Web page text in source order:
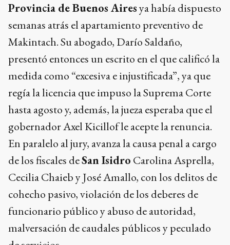
Provincia de Buenos Airesya había dispuesto
semanas atrás el apartamiento preventivo de
Makintach. Su abogado, Darío Saldaño,
presentó entonces un escrito en el que calificó la
medida como “excesiva e injustificada”, ya que
regía la licencia que impuso la Suprema Corte
hasta agosto y, además, la jueza esperaba que el
gobernador Axel Kicillof le acepte la renuncia.
En paralelo al jury, avanza la causa penal a cargo
de los fiscales deSan Isidro Carolina Asprella,
Cecilia Chaieb y José Amallo, con los delitos de
cohecho pasivo, violación de los deberes de
funcionario público y abuso de autoridad,
malversación de caudales públicos y peculado